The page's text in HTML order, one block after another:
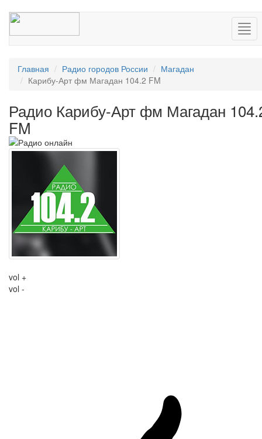
Главная Радио городов России
Магадан
Карибу-Арт фм Магадан 104.2 FM
Радио Карибу-Арт фм Магадан
FM
vol +
vol -